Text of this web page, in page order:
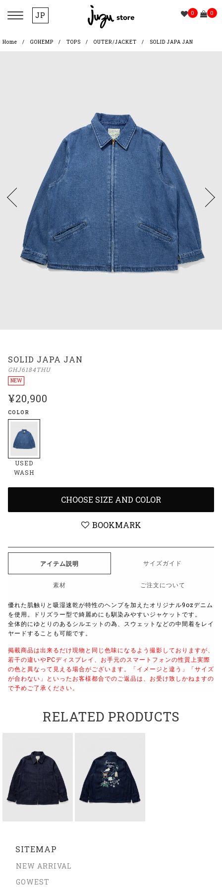
JP 0 0
Home GOHEMP TOPS OUTER/JACKET SOLID JAPA JAN
SOLID JAPA JAN
GHJ6184THU
NEW
¥20,900
COLOR
USED
WASH
CHOOSE SIZE AND COLOR
BOOKMARK
アイテム説明 サイズガイド
素材 ご注文について
優れた肌触りと吸湿速乾が特性のヘンプを加えたオリジナル9ozデニム
を使用。ドリズラー型で綺麗めにも馴染みやすいジャケットです。
全体的にゆとりのあるシルエットの為、スウェットなどの中間着をレイ
ヤードすることも可能です。
掲載商品は出来るだけ現物と同じ色味になるよう撮影しておりますが、
若干の違いやPCディスプレイ、お手元のスマートフォンの性質上実際
の色と異なって見える場合がございます。「イメージと違う」「サイズ
が合わない」といったお客様都合でのご返品は、お受け致しかねますの
で予めご了承ください。
RELATED PRODUCTS
SITEMAP
NEW ARRIVAL
GOWEST